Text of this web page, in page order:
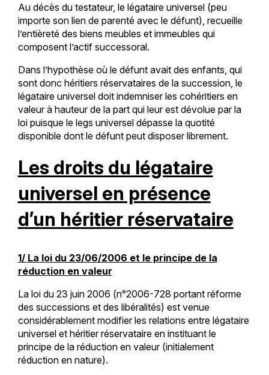
Au décès du testateur, le légataire universel (peu
importe son lien de parenté avec le défunt), recueille
l’entièreté des biens meubles et immeubles qui
composent l’actif successoral.
Dans l’hypothèse où le défunt avait des enfants, qui
sont donc héritiers réservataires de la succession, le
légataire universel doit indemniser les cohéritiers en
valeur à hauteur de la part qui leur est dévolue par la
loi puisque le legs universel dépasse la quotité
disponible dont le défunt peut disposer librement.
Les droits du légataire
universel en présence
d’un héritier réservataire
1/ La loi du 23/06/2006 et le principe de la
réduction en valeur
La loi du 23 juin 2006 (n°2006-728 portant réforme
des successions et des libéralités) est venue
considérablement modifier les relations entre légataire
universel et héritier réservataire en instituant le
principe de la réduction en valeur (initialement
réduction en nature).